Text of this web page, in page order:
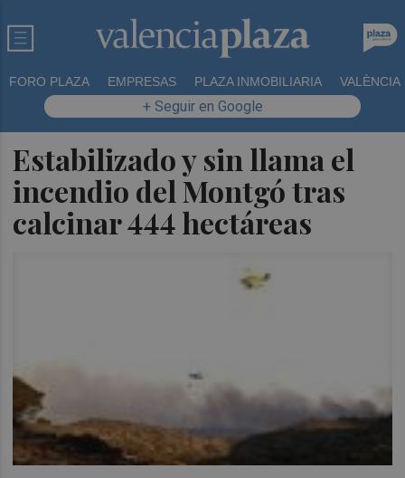
FORO PLAZA EMPRESAS PLAZA INMOBILIARIA VALÈNCIA
+ Seguir en Google
Estabilizado y sin llama el
incendio del Montgó tras
calcinar 444 hectáreas